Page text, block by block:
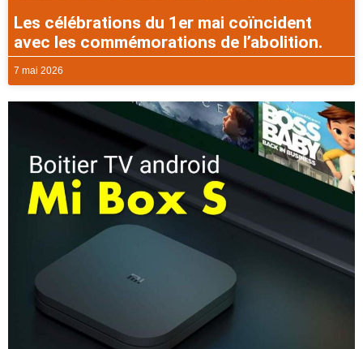
Les célébrations du 1er mai coïncident
avec les commémorations de l’abolition.
7 mai 2026